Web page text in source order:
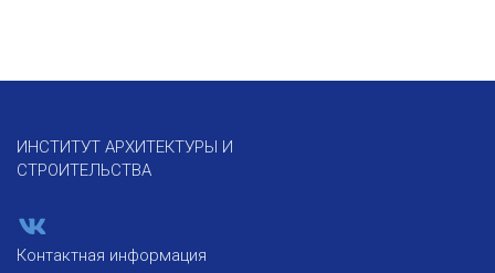
ИНСТИТУТ АРХИТЕКТУРЫ И
СТРОИТЕЛЬСТВА
Контактная информация